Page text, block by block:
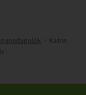
Katrin